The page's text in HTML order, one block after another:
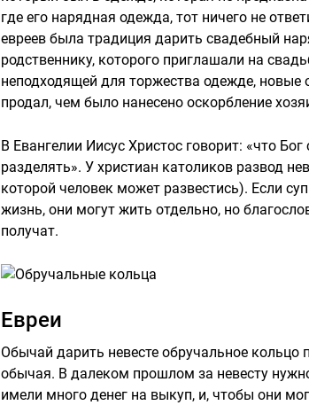
где его нарядная одежда, тот ничего не
евреев была традиция дарить свадебный
родственнику, которого приглашали на
неподходящей для торжества одежде, новые
продал, чем было нанесено оскорбление
В Евангелии Иисус Христос говорит: «что
разделять». У христиан католиков развод
которой человек может развестись). Если
жизнь, они могут жить отдельно, но
получат.
Евреи
Обычай дарить невесте обручальное кольцо
обычая. В далеком прошлом за невесту
имели много денег на выкуп, и, чтобы они